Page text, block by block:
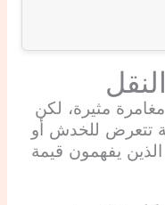
مثيرة، لكن
تتعرض للخدش أو
الذين يفهمون قيمة